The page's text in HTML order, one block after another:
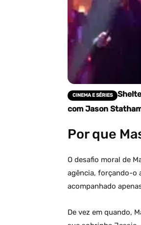
CINEMA E SÉRIES
com Jason
2026
Por que
O desafio moral de
agência, forçando-o
acompanhado
De vez em quando,